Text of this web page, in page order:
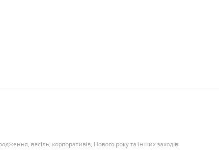
весіль, корпоративів, Нового року та інших заходів.